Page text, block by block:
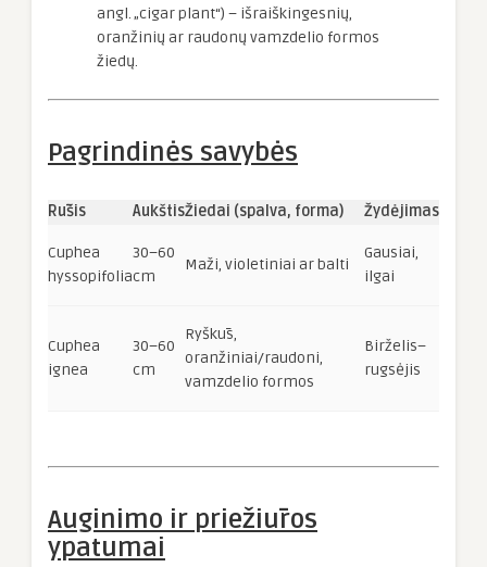
angl. „cigar plant“) – išraiškingesnių,
oranžinių ar raudonų vamzdelio formos
žiedų.
Pagrindinės savybės
Rūšis AukštisŽiedai (spalva, forma) Žydėjimas
Cuphea
hyssopifolia
30–60
cm
Maži, violetiniai ar balti
Gausiai,
ilgai
Cuphea
ignea
30–60
cm
Ryškūs,
oranžiniai/raudoni,
vamzdelio formos
Birželis–
rugsėjis
Auginimo ir priežiūros
ypatumai